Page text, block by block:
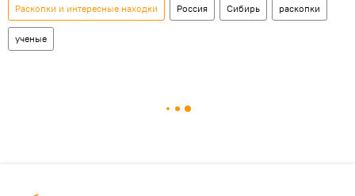
Раскопки и интересные находки Россия Сибирь раскопки
ученые